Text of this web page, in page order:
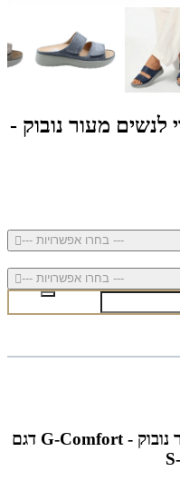
לנשים מעור נובוק -
--- בחרו אפשרויות ---
--- בחרו אפשרויות ---
כפכף נוחות אורטופדי לנשים מעור נובוק - G-Comfort דגם